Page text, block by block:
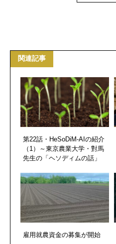
関連記事
第22話・HeSoDiM-AIの紹介
（1）～東京農業大学・對馬
先生の「ヘソディムの話」
雇用就農資金の募集が開始